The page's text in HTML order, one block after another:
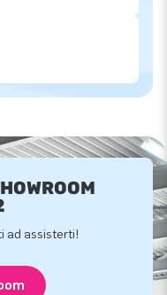
ad assisterti!